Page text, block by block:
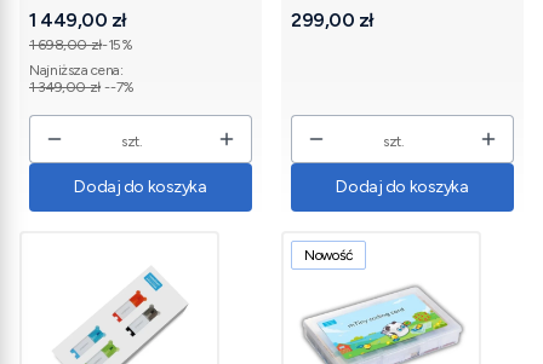
Cena promocyjna
1 449,00 zł
1 698,00 zł-15%
Najniższa cena:
1 349,00 zł --7%
szt.
Dodaj do koszyka
Cena
299,00 zł
szt.
Dodaj do koszyka
Nowość